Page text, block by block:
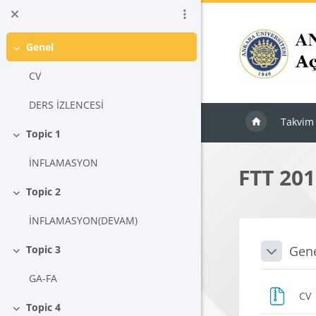
Ana içeriğe git
Daralt
Genel
CV
DERS İZLENCESİ
Daralt
Topic 1
İNFLAMASYON
Daralt
Topic 2
İNFLAMASYON(DEVAM)
Daralt
Topic 3
GA-FA
Topic 4
Takvim
FTT
Daralt
CV